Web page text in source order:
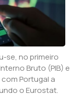
se, no primeiro
Bruto (PIB) e
com Portugal a
o Eurostat.